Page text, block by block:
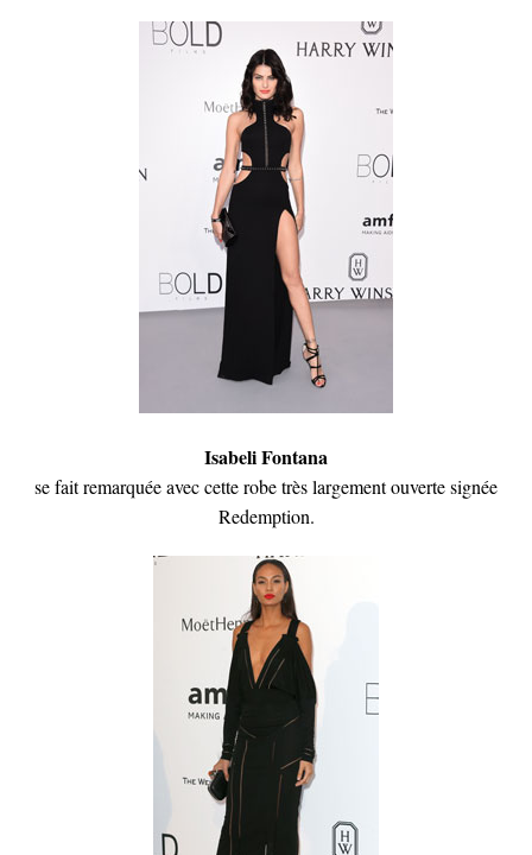
Isabeli Fontana
se fait remarquée avec cette robe très largement ouverte signée
Redemption.